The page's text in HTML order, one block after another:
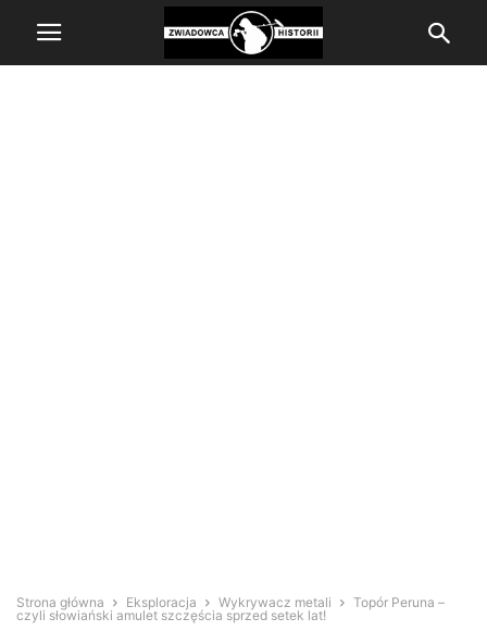
Strona główna Eksploracja Wykrywacz metali
Topór Peruna –
czyli słowiański amulet szczęścia sprzed setek lat!